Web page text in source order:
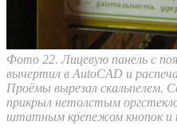
Фото 22. Лицевую панель с
вычертил в AutoCAD и
Проёмы вырезал скальпелем.
прикрыл нетолстым
штатным крепежом кнопок и